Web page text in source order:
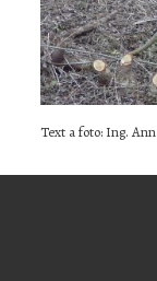
Text a foto: Ing.